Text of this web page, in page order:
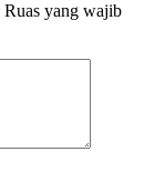
Ruas yang wajib